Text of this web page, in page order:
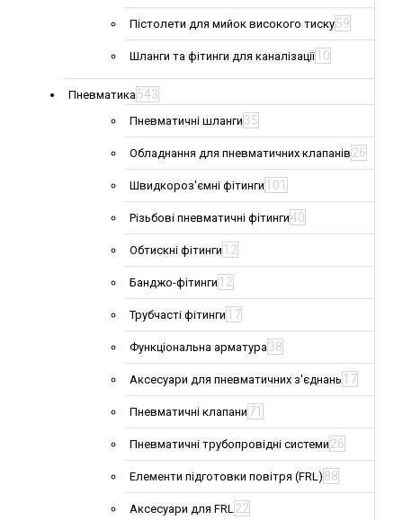
Пістолети для мийок високого тиску59
Шланги та фітинги для каналізації 10
Пневматика543
Пневматичні шланги 35
Обладнання для пневматичних клапанів 26
Швидкороз'ємні фітинги 101
Різьбові пневматичні фітинги40
Обтискні фітинги 12
Банджо-фітинги 12
Трубчасті фітинги 17
Функціональна арматура38
Аксесуари для пневматичних з'єднань 17
Пневматичні клапани 71
Пневматичні трубопровідні системи 26
Елементи підготовки повітря (FRL) 88
Аксесуари для FRL22